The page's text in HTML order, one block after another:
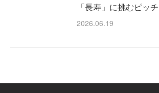
「長寿」に挑むピッチ
2026.06.19